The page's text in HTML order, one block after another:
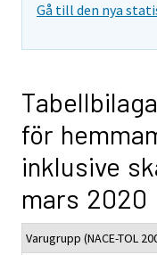
Gå till den nya
för
inklusive
mars 2020
Varugrupp (NACE-TOL